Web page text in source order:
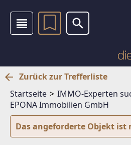
Zurück zur Trefferliste
Startseite
IMMO-Experten
EPONA Immobilien GmbH
Das angeforderte Objekt